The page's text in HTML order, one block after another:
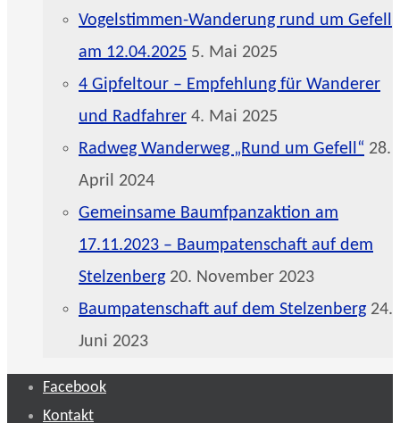
Vogelstimmen-Wanderung rund um Gefell
am 12.04.2025 5. Mai 2025
4 Gipfeltour – Empfehlung für Wanderer
und Radfahrer 4. Mai 2025
Radweg Wanderweg „Rund um Gefell“ 28.
April 2024
Gemeinsame Baumfpanzaktion am
17.11.2023 – Baumpatenschaft auf dem
Stelzenberg 20. November 2023
Baumpatenschaft auf dem Stelzenberg 24.
Juni 2023
Facebook
Kontakt